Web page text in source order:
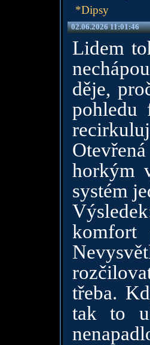
*Dipsy
02.06.2026 11:01:46
Lidem
děje,
pohledu
horkým
systém
komfort
třeba.
tak to